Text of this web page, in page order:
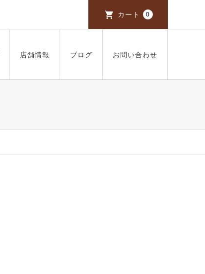
カート 0
店舗情報 ブログ お問い合わせ